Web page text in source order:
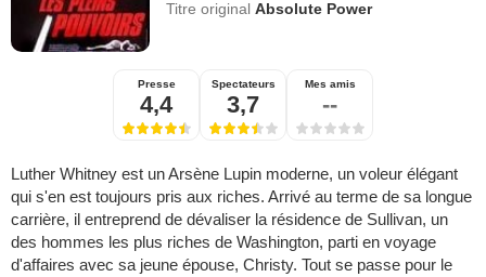
Titre originalAbsolute Power
Presse
4,4
Spectateurs
3,7
Mes amis
--
Luther Whitney est un Arsène Lupin moderne, un voleur élégant
qui s'en est toujours pris aux riches. Arrivé au terme de sa longue
carrière, il entreprend de dévaliser la résidence de Sullivan, un
des hommes les plus riches de Washington, parti en voyage
d'affaires avec sa jeune épouse, Christy. Tout se passe pour le